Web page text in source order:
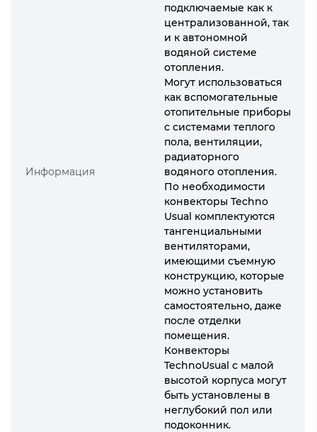
Информация
подключаемые как к
централизованной, так
и к автономной
водяной системе
отопления.
Могут использоваться
как вспомогательные
отопительные приборы
с системами теплого
пола, вентиляции,
радиаторного
водяного отопления.
По необходимости
конвекторы Techno
Usual комплектуются
тангенциальными
вентиляторами,
имеющими съемную
конструкцию, которые
можно установить
самостоятельно, даже
после отделки
помещения.
Конвекторы
TechnoUsual с малой
высотой корпуса могут
быть установлены в
неглубокий пол или
подоконник.